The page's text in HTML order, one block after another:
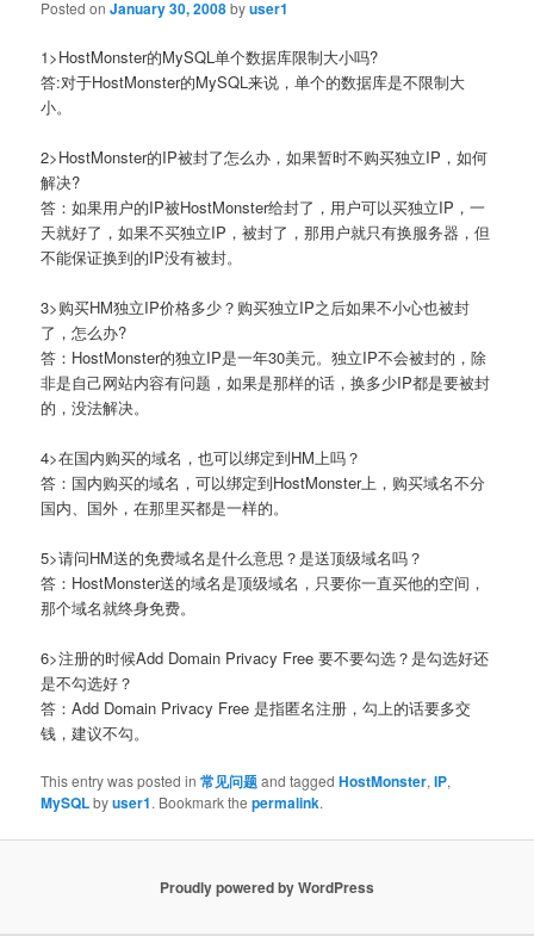
Posted onJanuary 30, 2008byuser1
1>HostMonster的MySQL单个数据库限制大小吗?
答:对于HostMonster的MySQL来说，单个的数据库是不限制大
小。
2>HostMonster的IP被封了怎么办，如果暂时不购买独立IP，如何
解决?
答：如果用户的IP被HostMonster给封了，用户可以买独立IP，一
天就好了，如果不买独立IP，被封了，那用户就只有换服务器，但
不能保证换到的IP没有被封。
3>购买HM独立IP价格多少？购买独立IP之后如果不小心也被封
了，怎么办?
答：HostMonster的独立IP是一年30美元。独立IP不会被封的，除
非是自己网站内容有问题，如果是那样的话，换多少IP都是要被封
的，没法解决。
4>在国内购买的域名，也可以绑定到HM上吗？
答：国内购买的域名，可以绑定到HostMonster上，购买域名不分
国内、国外，在那里买都是一样的。
5>请问HM送的免费域名是什么意思？是送顶级域名吗？
答：HostMonster送的域名是顶级域名，只要你一直买他的空间，
那个域名就终身免费。
6>注册的时候Add Domain Privacy Free 要不要勾选？是勾选好还
是不勾选好？
答：Add Domain Privacy Free 是指匿名注册，勾上的话要多交
钱，建议不勾。
This entry was posted in常见问题and taggedHostMonster,IP,
MySQLbyuser1. Bookmark thepermalink.
Proudly powered by WordPress